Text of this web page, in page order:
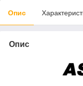
Опис
Опис